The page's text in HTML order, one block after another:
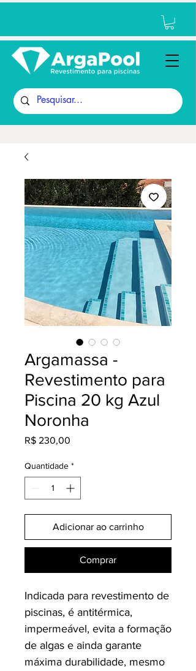
Argamassa -
Revestimento para
Piscina 20 kg Azul
Noronha
R$ 230,00
Quantidade *
Adicionar ao carrinho
Comprar
Indicada para revestimento de
piscinas, é antitérmica,
impermeável, evita a formação
de algas e ainda garante
máxima durabilidade, mesmo